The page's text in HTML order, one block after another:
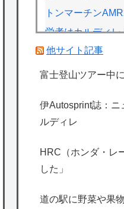
トンマーチン
労者はカルディレ
元F1王者ハッキ
クラーレン加入
今iPhone 17
眠ってる間に飼
るから、菌が感染
他サイト記事
富士登山ツアー中
伊Autosprint誌：ニ
ルディレ
HRC（ホンダ・レ
した」
道の駅に野菜や果